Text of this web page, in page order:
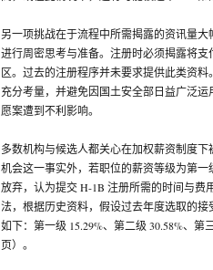
另一项挑战在于流程中所需揭露的资讯量
进行周密思考与准备。注册时必须揭露将
区。过去的注册程序并未要求提供此类资
充分考量，并避免因国土安全部日益广泛
愿案遭到不利影响。
多数机构与候选人都关心在加权薪资制度
机会这一事实外，若职位的薪资等级为第
放弃，认为提交 H-1B 注册所需的时间与
法，根据历史资料，假设过去年度选取的
如下：第一级 15.29%、第二级 30.58%、第
页）。